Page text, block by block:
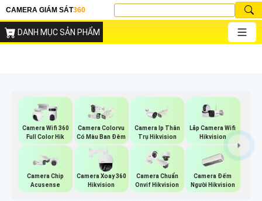
CAMERA GIÁM SÁT360
DANH MỤC SẢN PHẨM
Camera Wifi 360
Full Color Hik
Camera Colorvu
Có Màu Ban Đêm
Camera Ip Thân
Trụ Hikvision
Lắp Camera Wifi
Hikvision
Camera Chip
Acusense
Camera Xoay 360
Hikvision
Camera Chuẩn
Onvif Hikvision
Camera Đếm
Người Hikvision